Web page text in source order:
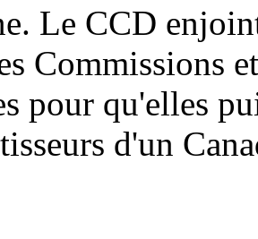
Le CCD
Commissions
pour qu'elles
d'un